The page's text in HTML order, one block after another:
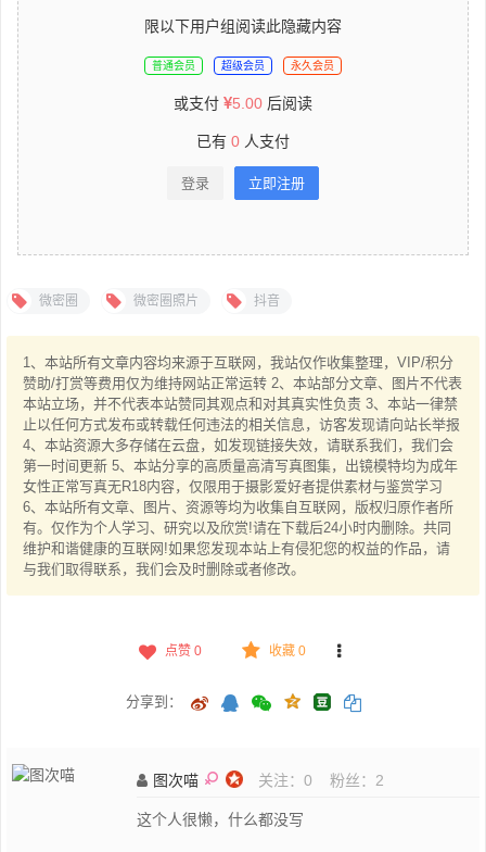
限以下用户组阅读此隐藏内容
普通会员 超级会员 永久会员
或支付 5.00 后阅读
已有 0 人支付
登录 立即注册
微密圈 微密圈照片 抖音
1、本站所有文章内容均来源于互联网，我站仅作收集整理，VIP/积分
赞助/打赏等费用仅为维持网站正常运转 2、本站部分文章、图片不代表
本站立场，并不代表本站赞同其观点和对其真实性负责 3、本站一律禁
止以任何方式发布或转载任何违法的相关信息，访客发现请向站长举报
4、本站资源大多存储在云盘，如发现链接失效，请联系我们，我们会
第一时间更新 5、本站分享的高质量高清写真图集，出镜模特均为成年
女性正常写真无R18内容，仅限用于摄影爱好者提供素材与鉴赏学习
6、本站所有文章、图片、资源等均为收集自互联网，版权归原作者所
有。仅作为个人学习、研究以及欣赏!请在下载后24小时内删除。共同
维护和谐健康的互联网!如果您发现本站上有侵犯您的权益的作品，请
与我们取得联系，我们会及时删除或者修改。
点赞 0 收藏 0
分享到：
图次喵 关注： 0 粉丝： 2
这个人很懒，什么都没写